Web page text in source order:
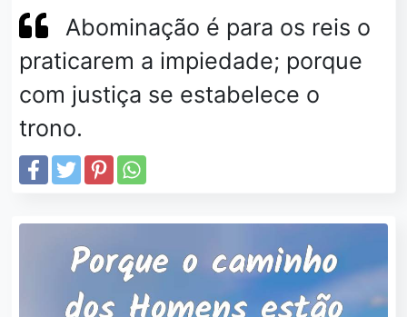
Abominação é para os reis o
praticarem a impiedade; porque
com justiça se estabelece o
trono.